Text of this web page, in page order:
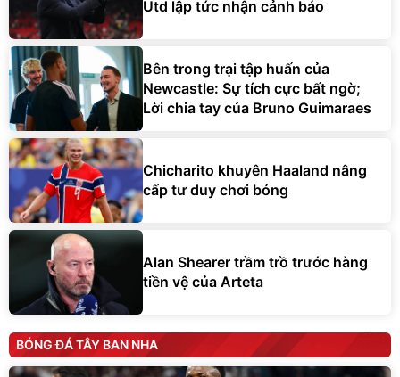
Utd lập tức nhận cảnh báo
Bên trong trại tập huấn của
Newcastle: Sự tích cực bất ngờ;
Lời chia tay của Bruno Guimaraes
Chicharito khuyên Haaland nâng
cấp tư duy chơi bóng
Alan Shearer trầm trồ trước hàng
tiền vệ của Arteta
BÓNG ĐÁ TÂY BAN NHA